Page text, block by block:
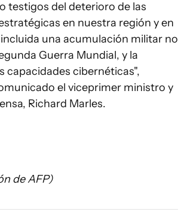
testigos del deterioro de las
en nuestra región y en
una acumulación militar no
Guerra Mundial, y la
capacidades cibernéticas",
el viceprimer ministro y
Richard Marles.
de AFP)